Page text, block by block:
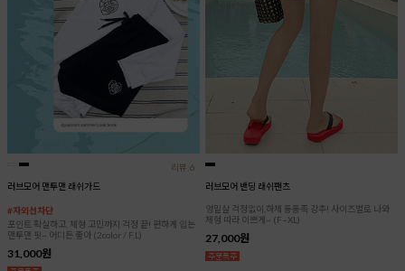
리뷰:6
러브모어 맨투맨 래쉬가드
#자외선차단
포인트 확실하고, 체형 고민까지 걱정 끝! 편하게 입는
맨투맨 핏~ 어디든 좋아 (2color / F,L)
31,000원
러브모어 밴딩 래쉬팬츠
엉밑살 걱정없이,하체 통통족 강추! 사이즈별로 나와
체형 따라 이쁘게~ (F~XL)
27,000원